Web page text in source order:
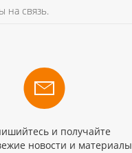
на связь.
и получайте
новости и материалы